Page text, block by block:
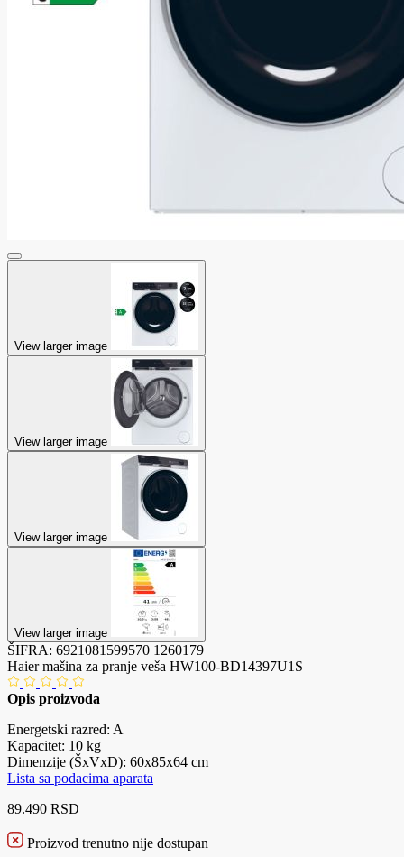
View larger image
View larger image
View larger image
View larger image
ŠIFRA: 6921081599570 1260179
Haier mašina za pranje veša HW100-BD14397U1S
Opis proizvoda
Energetski razred: A
Kapacitet: 10 kg
Dimenzije (ŠxVxD): 60x85x64 cm
Lista sa podacima aparata
89.490 RSD
Proizvod trenutno nije dostupan